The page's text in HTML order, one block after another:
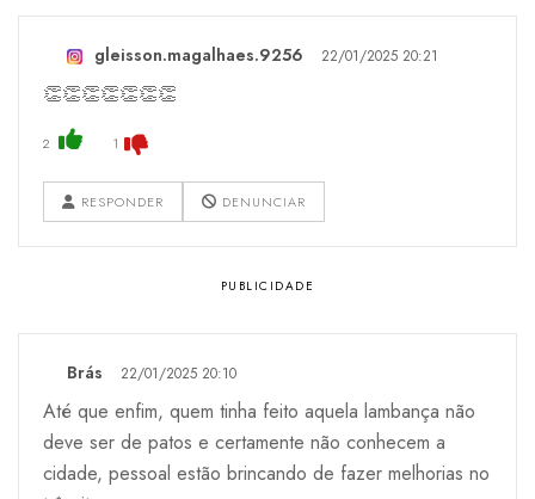
gleisson.magalhaes.9256 22/01/2025 20:21
👏👏👏👏👏👏👏
2 1
RESPONDER DENUNCIAR
Brás 22/01/2025 20:10
Até que enfim, quem tinha feito aquela lambança não
deve ser de patos e certamente não conhecem a
cidade, pessoal estão brincando de fazer melhorias no